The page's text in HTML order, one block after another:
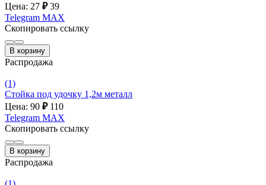
Цена: 27 ₽ 39
Telegram MAX
Скопировать ссылку
В корзину
Распродажа
(1)
Стойка под удочку 1,2м металл
Цена: 90 ₽ 110
Telegram MAX
Скопировать ссылку
В корзину
Распродажа